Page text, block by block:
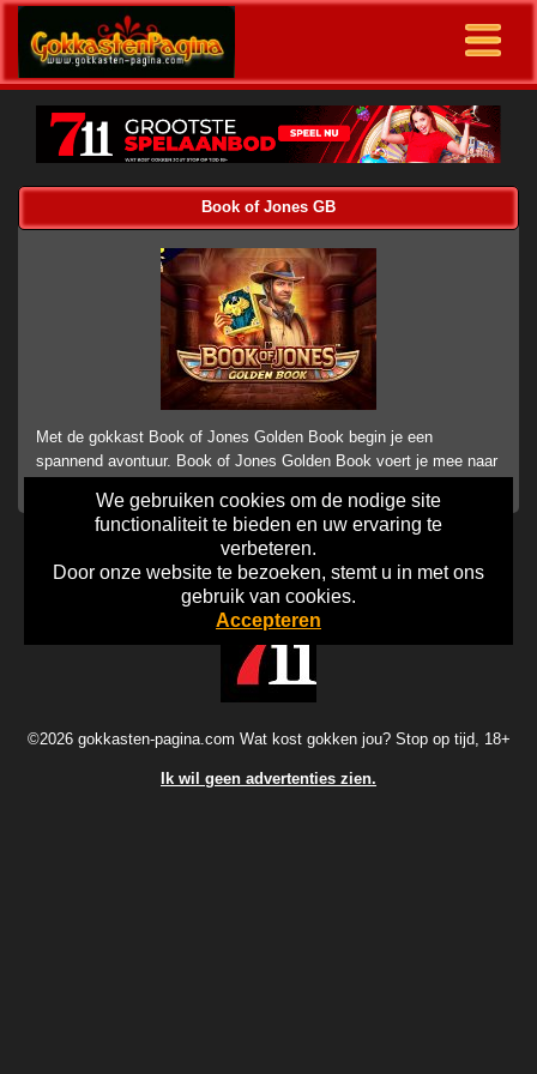
We gebruiken cookies om de nodige site
functionaliteit te bieden en uw ervaring te
verbeteren.
Door onze website te bezoeken, stemt u in met ons
gebruik van cookies.
Accepteren
Book of Jones GB
Met de gokkast Book of Jones Golden Book begin je een
spannend avontuur. Book of Jones Golden Book voert je mee naar
Home Disclaimer Gok Info
©2026 gokkasten-pagina.com Wat kost gokken jou? Stop op tijd, 18+
Ik wil geen advertenties zien.